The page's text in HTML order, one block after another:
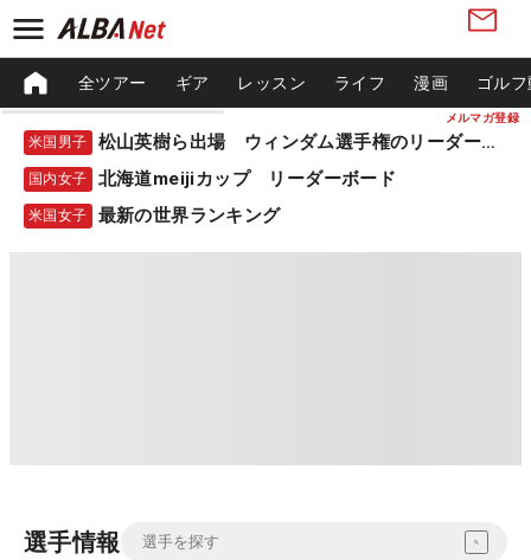
メルマガ登録
全ツアー ギア レッスン ライフ 漫画 ゴル
米国男子 松山英樹ら出場 ウィンダム選手権のリーダーボード
国内女子 北海道meijiカップ リーダーボード
米国女子 最新の世界ランキング
選手情報